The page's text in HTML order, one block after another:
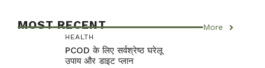
MOST RECENT More
HEALTH
PCOD के लिए सर्वश्रेष्ठ घरेलू
उपाय और डाइट प्लान